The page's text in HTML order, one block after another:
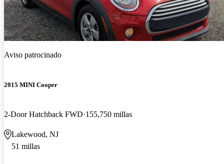
Aviso patrocinado
2015 MINI Cooper
2-Door Hatchback FWD 155,750 millas
Lakewood, NJ
51 millas